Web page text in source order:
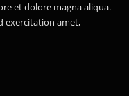
et dolore magna aliqua.
exercitation amet,